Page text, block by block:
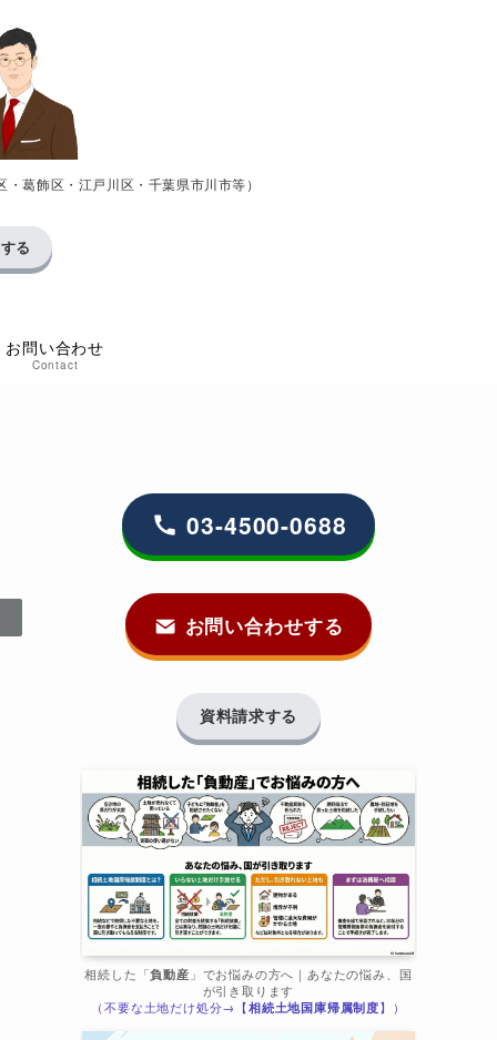
葛飾区・江戸川区・千葉県市川市等）
お問い合わせ
Contact
る
03-4500-0688
お問い合わせする
資料請求する
相続した「負動産 」でお悩みの方へ｜あなたの悩み、国
が引き取ります
（不要な土地だけ処分→【相続土地国庫帰属制度】）